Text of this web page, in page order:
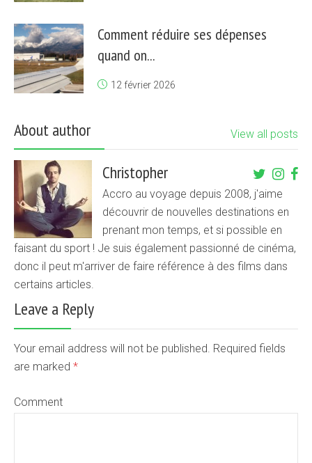
Comment réduire ses dépenses
quand on...
12 février 2026
About author View all posts
Christopher
Accro au voyage depuis 2008, j'aime
découvrir de nouvelles destinations en
prenant mon temps, et si possible en
faisant du sport ! Je suis également passionné de cinéma,
donc il peut m'arriver de faire référence à des films dans
certains articles.
Leave a Reply
Your email address will not be published. Required fields
are marked *
Comment